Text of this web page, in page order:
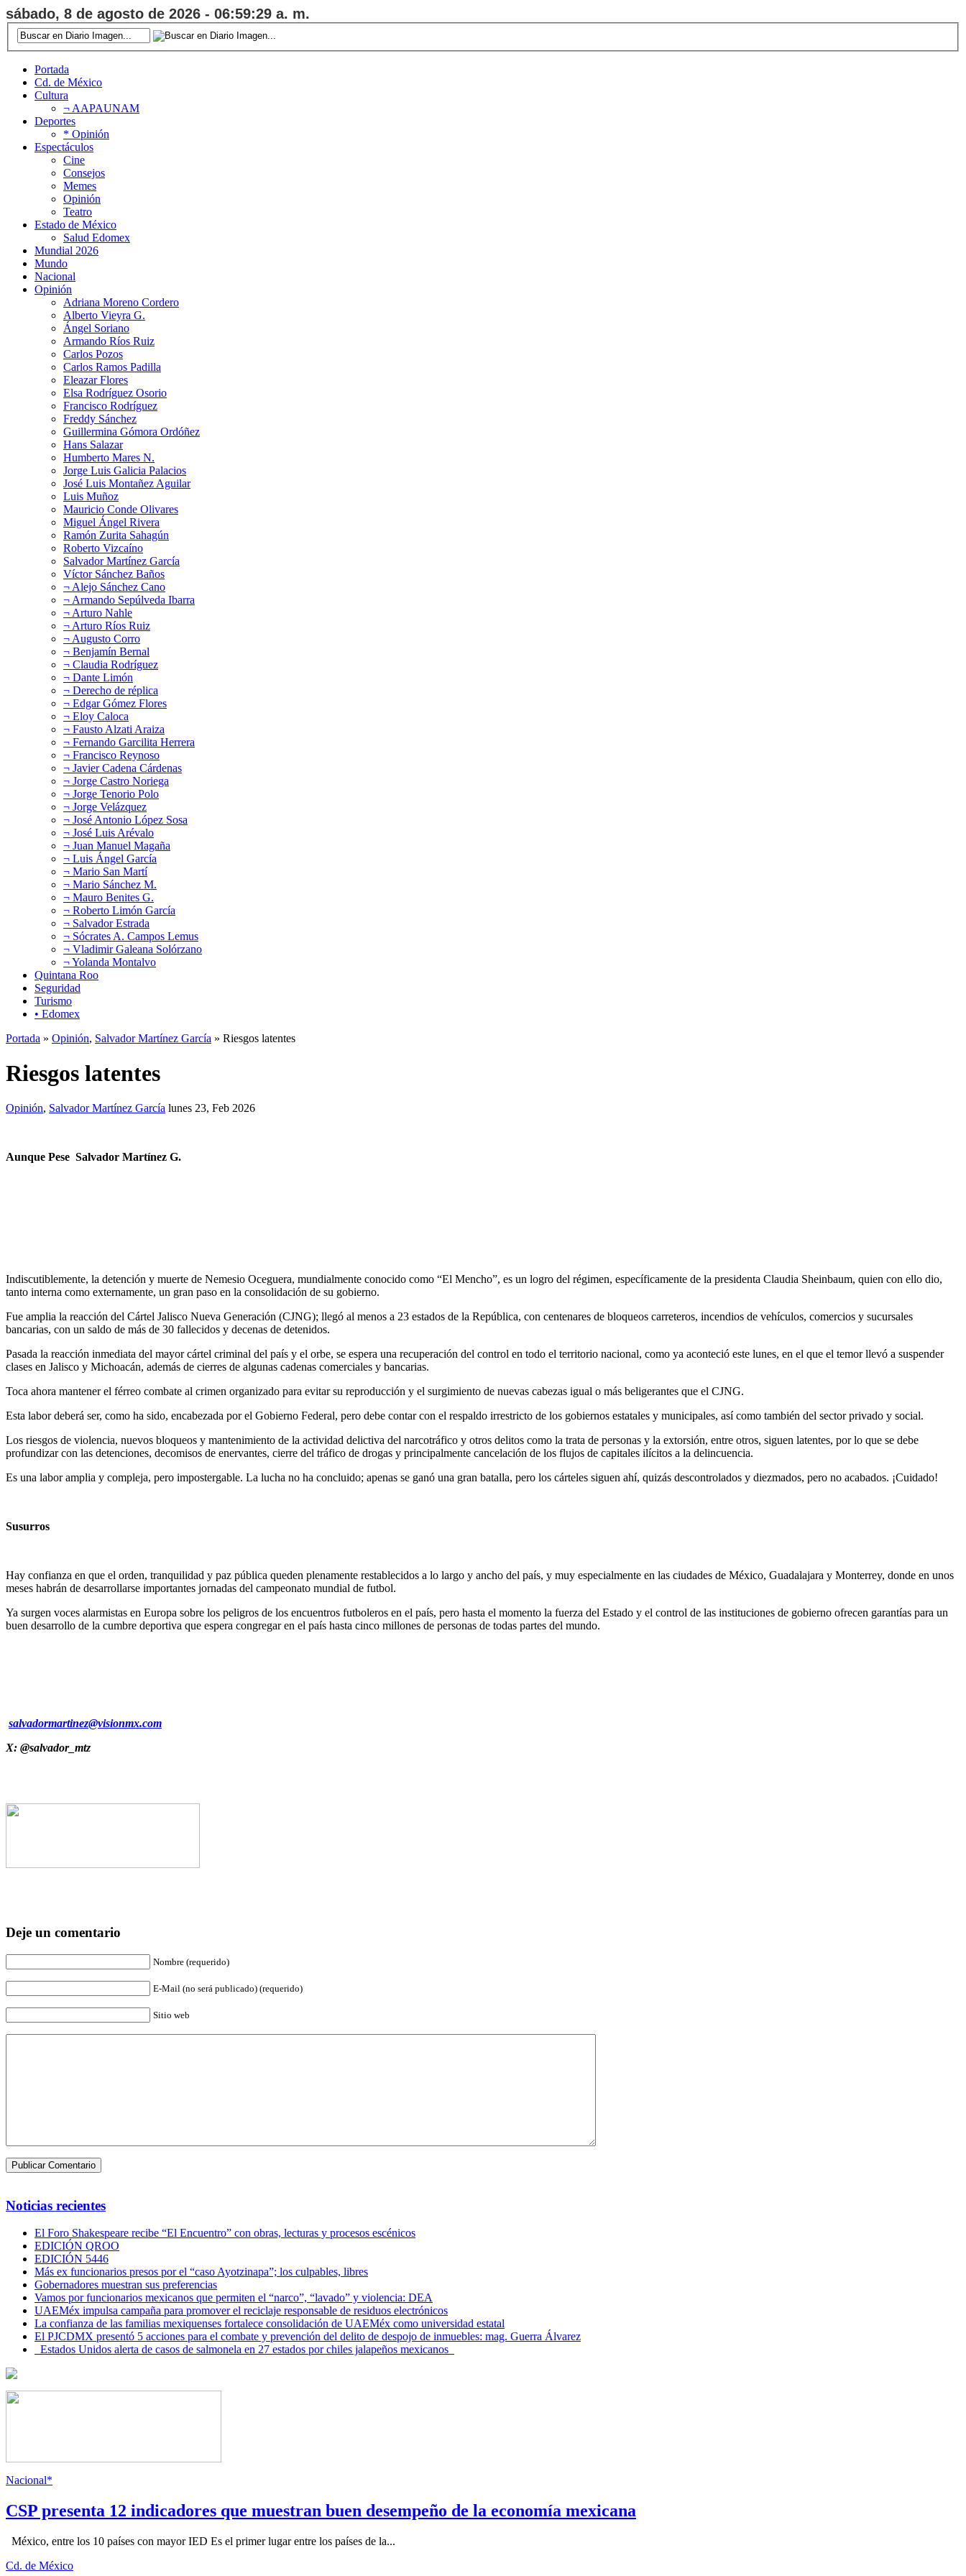
sábado, 8 de agosto de 2026 - 06:59:30 a. m.
Portada
Cd. de México
Cultura
¬ AAPAUNAM
Deportes
* Opinión
Espectáculos
Cine
Consejos
Memes
Opinión
Teatro
Estado de México
Salud Edomex
Mundial 2026
Mundo
Nacional
Opinión
Adriana Moreno Cordero
Alberto Vieyra G.
Ángel Soriano
Armando Ríos Ruiz
Carlos Pozos
Carlos Ramos Padilla
Eleazar Flores
Elsa Rodríguez Osorio
Francisco Rodríguez
Freddy Sánchez
Guillermina Gómora Ordóñez
Hans Salazar
Humberto Mares N.
Jorge Luis Galicia Palacios
José Luis Montañez Aguilar
Luis Muñoz
Mauricio Conde Olivares
Miguel Ángel Rivera
Ramón Zurita Sahagún
Roberto Vizcaíno
Salvador Martínez García
Víctor Sánchez Baños
¬ Alejo Sánchez Cano
¬ Armando Sepúlveda Ibarra
¬ Arturo Nahle
¬ Arturo Ríos Ruiz
¬ Augusto Corro
¬ Benjamín Bernal
¬ Claudia Rodríguez
¬ Dante Limón
¬ Derecho de réplica
¬ Edgar Gómez Flores
¬ Eloy Caloca
¬ Fausto Alzati Araiza
¬ Fernando Garcilita Herrera
¬ Francisco Reynoso
¬ Javier Cadena Cárdenas
¬ Jorge Castro Noriega
¬ Jorge Tenorio Polo
¬ Jorge Velázquez
¬ José Antonio López Sosa
¬ José Luis Arévalo
¬ Juan Manuel Magaña
¬ Luis Ángel García
¬ Mario San Martí
¬ Mario Sánchez M.
¬ Mauro Benites G.
¬ Roberto Limón García
¬ Salvador Estrada
¬ Sócrates A. Campos Lemus
¬ Vladimir Galeana Solórzano
¬ Yolanda Montalvo
Quintana Roo
Seguridad
Turismo
• Edomex
Portada » Opinión, Salvador Martínez García » Riesgos latentes
Riesgos latentes
Opinión, Salvador Martínez García lunes 23, Feb 2026
Aunque Pese Salvador Martínez G.
Indiscutiblemente, la detención y muerte de Nemesio Oceguera, mundialmente conocido como “El Mencho”, es un logro del régimen, específicamente de la presidenta Claudia Sheinbaum, quien con ello dio,
tanto interna como externamente, un gran paso en la consolidación de su gobierno.
Fue amplia la reacción del Cártel Jalisco Nueva Generación (CJNG); llegó al menos a 23 estados de la República, con centenares de bloqueos carreteros, incendios de vehículos, comercios y sucursales
bancarias, con un saldo de más de 30 fallecidos y decenas de detenidos.
Pasada la reacción inmediata del mayor cártel criminal del país y el orbe, se espera una recuperación del control en todo el territorio nacional, como ya aconteció este lunes, en el que el temor llevó a suspender
clases en Jalisco y Michoacán, además de cierres de algunas cadenas comerciales y bancarias.
Toca ahora mantener el férreo combate al crimen organizado para evitar su reproducción y el surgimiento de nuevas cabezas igual o más beligerantes que el CJNG.
Esta labor deberá ser, como ha sido, encabezada por el Gobierno Federal, pero debe contar con el respaldo irrestricto de los gobiernos estatales y municipales, así como también del sector privado y social.
Los riesgos de violencia, nuevos bloqueos y mantenimiento de la actividad delictiva del narcotráfico y otros delitos como la trata de personas y la extorsión, entre otros, siguen latentes, por lo que se debe
profundizar con las detenciones, decomisos de enervantes, cierre del tráfico de drogas y principalmente cancelación de los flujos de capitales ilícitos a la delincuencia.
Es una labor amplia y compleja, pero impostergable. La lucha no ha concluido; apenas se ganó una gran batalla, pero los cárteles siguen ahí, quizás descontrolados y diezmados, pero no acabados. ¡Cuidado!
Susurros
Hay confianza en que el orden, tranquilidad y paz pública queden plenamente restablecidos a lo largo y ancho del país, y muy especialmente en las ciudades de México, Guadalajara y Monterrey, donde en unos
meses habrán de desarrollarse importantes jornadas del campeonato mundial de futbol.
Ya surgen voces alarmistas en Europa sobre los peligros de los encuentros futboleros en el país, pero hasta el momento la fuerza del Estado y el control de las instituciones de gobierno ofrecen garantías para un
buen desarrollo de la cumbre deportiva que espera congregar en el país hasta cinco millones de personas de todas partes del mundo.
salvadormartinez@visionmx.com
X: @salvador_mtz
Deje un comentario
Nombre (requerido)
E-Mail (no será publicado) (requerido)
Sitio web
Noticias recientes
El Foro Shakespeare recibe “El Encuentro” con obras, lecturas y procesos escénicos
EDICIÓN QROO
EDICIÓN 5446
Más ex funcionarios presos por el “caso Ayotzinapa”; los culpables, libres
Gobernadores muestran sus preferencias
Vamos por funcionarios mexicanos que permiten el “narco”, “lavado” y violencia: DEA
UAEMéx impulsa campaña para promover el reciclaje responsable de residuos electrónicos
La confianza de las familias mexiquenses fortalece consolidación de UAEMéx como universidad estatal
El PJCDMX presentó 5 acciones para el combate y prevención del delito de despojo de inmuebles: mag. Guerra Álvarez
Estados Unidos alerta de casos de salmonela en 27 estados por chiles jalapeños mexicanos
Nacional*
CSP presenta 12 indicadores que muestran buen desempeño de la economía mexicana
México, entre los 10 países con mayor IED Es el primer lugar entre los países de la...
Cd. de México